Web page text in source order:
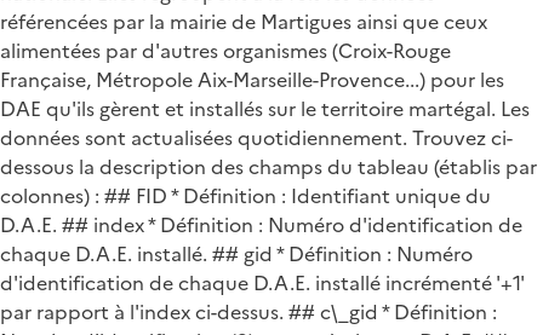
référencées par la mairie de Martigues ainsi que ceux
alimentées par d'autres organismes (Croix-Rouge
Française, Métropole Aix-Marseille-Provence...) pour les
DAE qu'ils gèrent et installés sur le territoire martégal. Les
données sont actualisées quotidiennement. Trouvez ci-
dessous la description des champs du tableau (établis par
colonnes) : ## FID * Définition : Identifiant unique du
D.A.E. ## index * Définition : Numéro d'identification de
chaque D.A.E. installé. ## gid * Définition : Numéro
d'identification de chaque D.A.E. installé incrémenté '+1'
par rapport à l'index ci-dessus. ## c\_gid * Définition :